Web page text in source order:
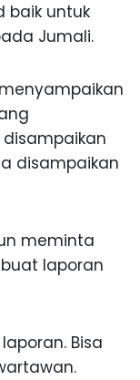
baik untuk
Jumali.
disampaikan
meminta
laporan
Bisa